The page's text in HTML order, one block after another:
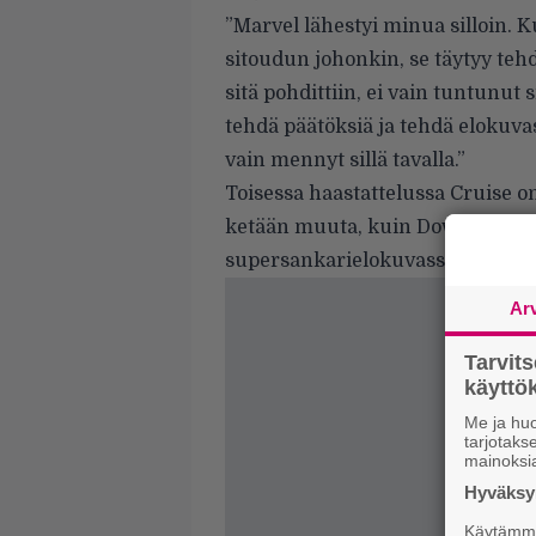
”Marvel lähestyi minua silloin.
sitoudun johonkin, se täytyy
sitä pohdittiin, ei vain tuntunut
tehdä päätöksiä ja tehdä
vain mennyt sillä tavalla.”
Toisessa haastattelussa Cruise
ketään muuta, kuin Downey
supersankarielokuvassa, hän
Me ja